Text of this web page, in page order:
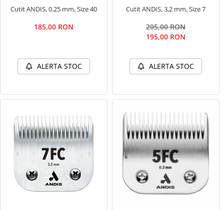
Cutit ANDIS, 0.25 mm, Size 40
185,00 RON
ALERTA STOC
Cutit ANDIS, 3,2 mm, Size 7
205,00 RON
195,00 RON
ALERTA STOC